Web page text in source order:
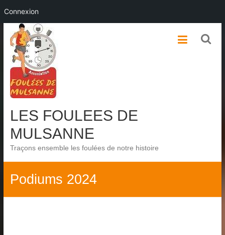
content
LES FOULEES DE
MULSANNE
Traçons ensemble les foulées de notre histoire
Podiums 2024
Connexion